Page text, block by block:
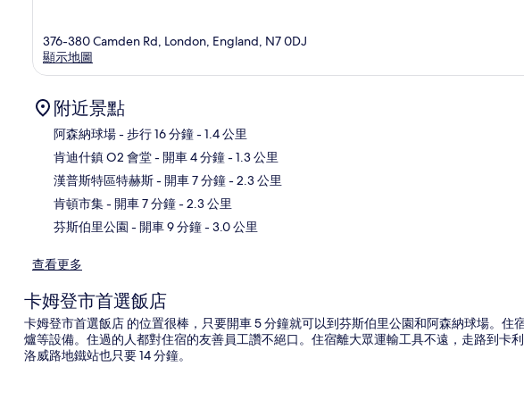
376-380 Camden Rd, London, England, N7 0DJ
顯示地圖
附近景點
阿森納球場- 步行 16 分鐘- 1.4 公里
肯迪什鎮 O2 會堂- 開車 4 分鐘- 1.3 公里
漢普斯特區特赫斯- 開車 7 分鐘- 2.3 公里
肯頓市集- 開車 7 分鐘- 2.3 公里
芬斯伯里公園 - 開車 9 分鐘- 3.0 公里
查看更多
卡姆登市首選飯店
卡姆登市首選飯店 的位置很棒，只要開車 5 分鐘就可以到芬斯伯里公園和阿森納球場。住
爐等設備。住過的人都對住宿的友善員工讚不絕口。住宿離大眾運輸工具不遠，走路到卡
洛威路地鐵站也只要 14 分鐘。